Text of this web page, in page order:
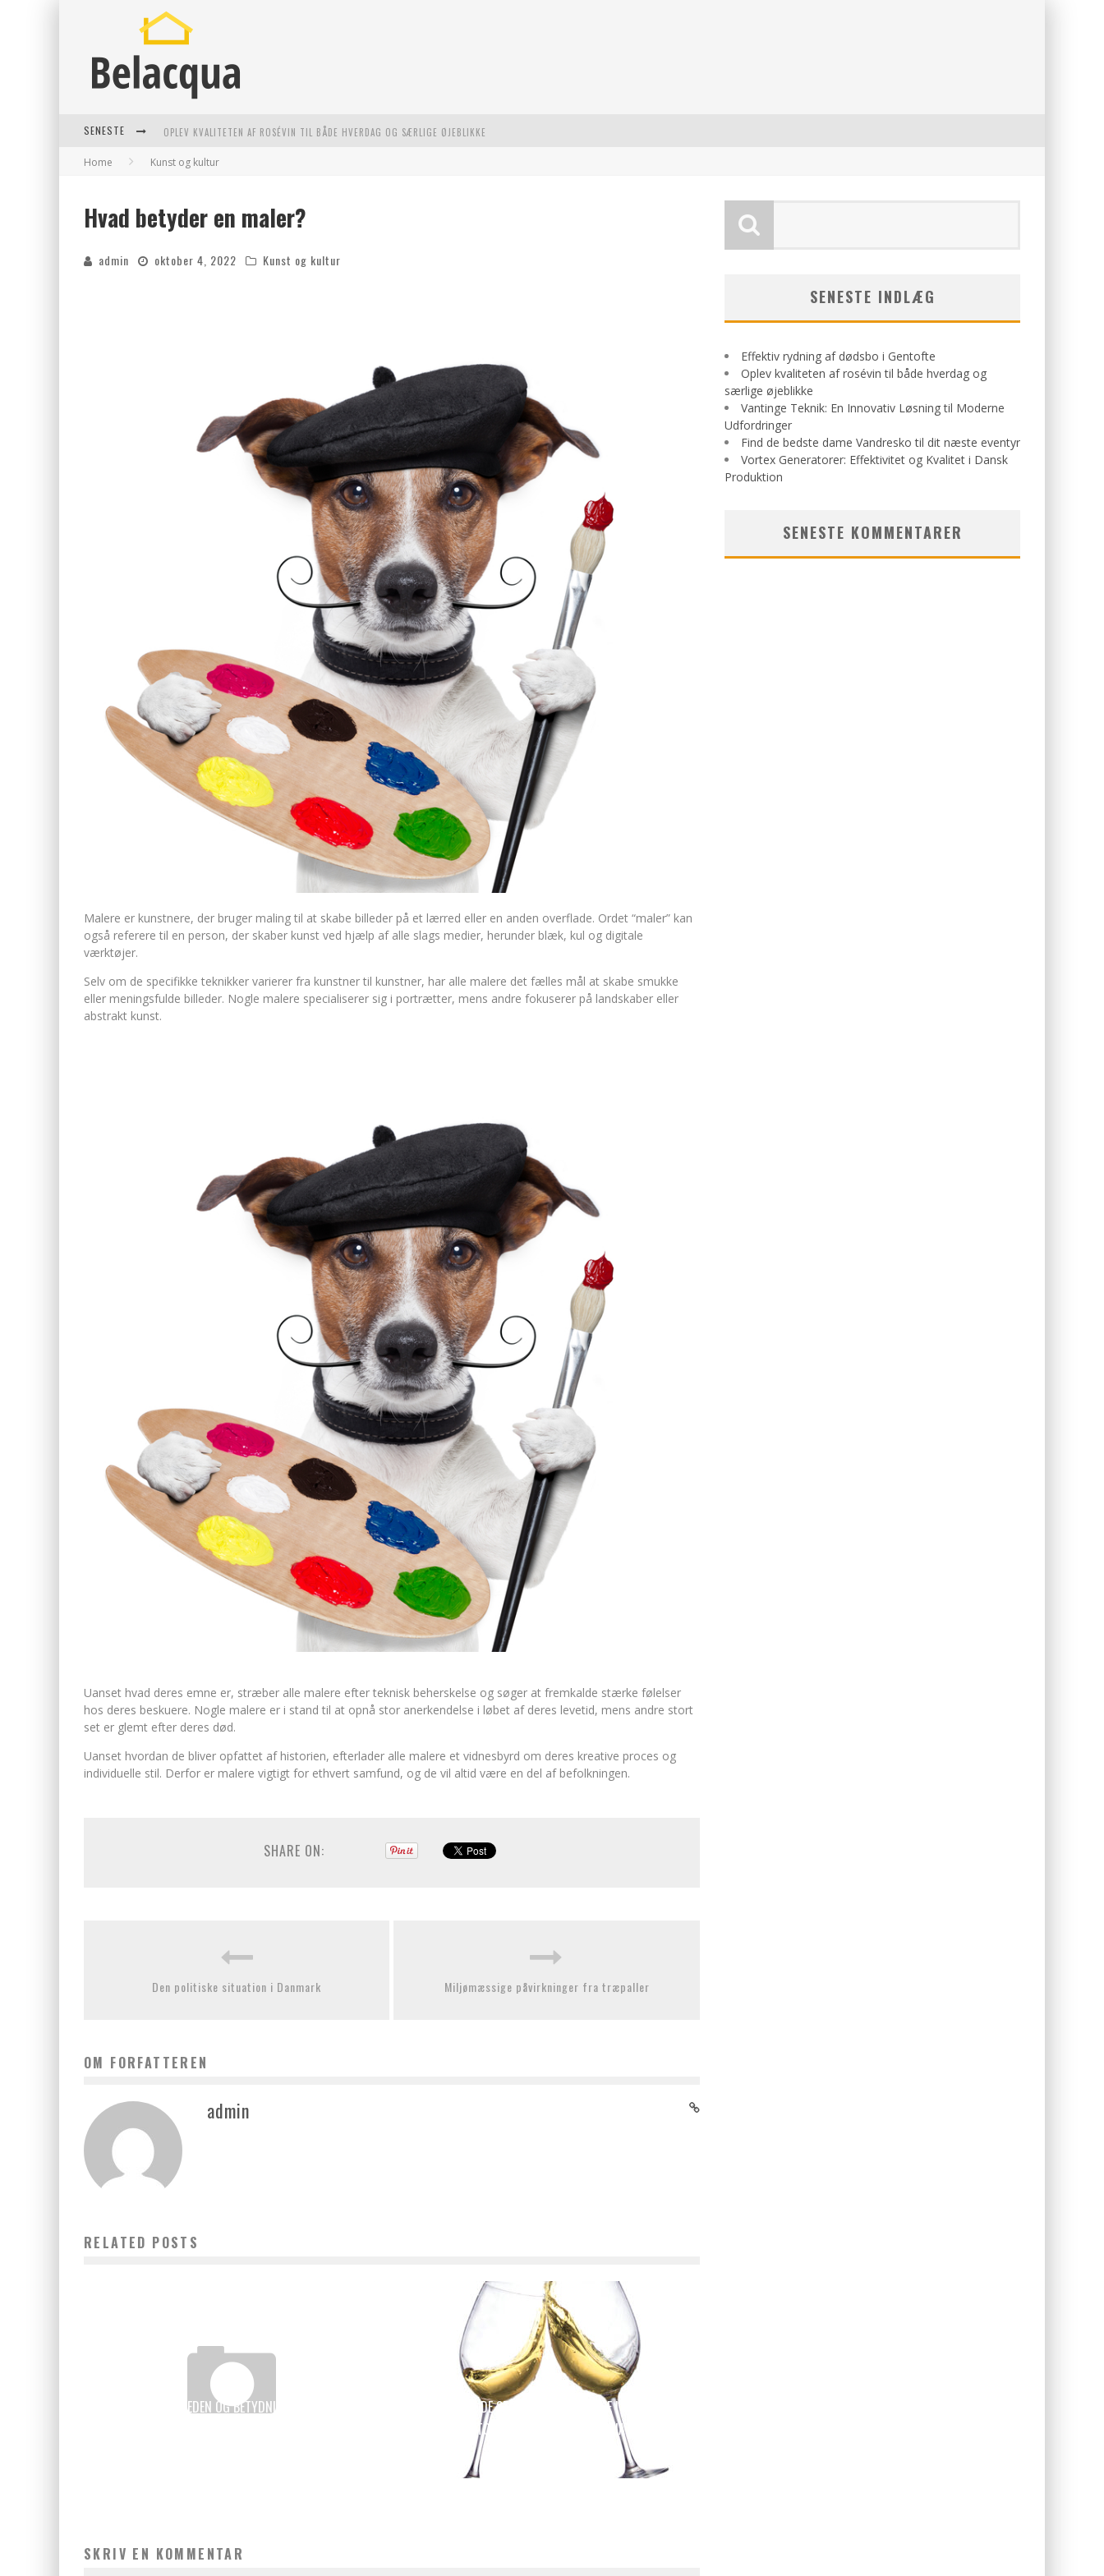
SENESTE OPLEV KVALITETEN AF ROSÉVIN TIL BÅDE HVERDAG OG SÆRLIGE ØJEBLIKKE
VANTINGE TEKNIK: EN INNOVATIV LØSNING TIL MODERNE UDFORDRINGER
EFFEKTIV RYDNING AF DØDSBO I GENTOFTE
Home Kunst og kultur
Hvad betyder en maler?
admin oktober 4, 2022 Kunst og kultur
Malere er kunstnere, der bruger maling til at skabe billeder på et lærred eller en anden overflade. Ordet “maler” kan
også referere til en person, der skaber kunst ved hjælp af alle slags medier, herunder blæk, kul og digitale
værktøjer.
Selv om de specifikke teknikker varierer fra kunstner til kunstner, har alle malere det fælles mål at skabe smukke
eller meningsfulde billeder. Nogle malere specialiserer sig i portrætter, mens andre fokuserer på landskaber eller
abstrakt kunst.
Uanset hvad deres emne er, stræber alle malere efter teknisk beherskelse og søger at fremkalde stærke følelser
hos deres beskuere. Nogle malere er i stand til at opnå stor anerkendelse i løbet af deres levetid, mens andre stort
set er glemt efter deres død.
Uanset hvordan de bliver opfattet af historien, efterlader alle malere et vidnesbyrd om deres kreative proces og
individuelle stil. Derfor er malere vigtigt for ethvert samfund, og de vil altid være en del af befolkningen.
SHARE ON:
Den politiske situation i Danmark Miljømæssige påvirkninger fra træpaller
OM FORFATTEREN
admin
RELATED POSTS
OPDAG SKØNHEDEN OG BETYDNINGEN AF GRØN
UDFORSK DE STORE ITALIENSKE VINE I PIEMONTE,
TOSCANA, VENETO OG PUGLIA
SKRIV EN KOMMENTAR
SENESTE INDLÆG
Effektiv rydning af dødsbo i Gentofte
Oplev kvaliteten af rosévin til både hverdag og
særlige øjeblikke
Vantinge Teknik: En Innovativ Løsning til Moderne
Udfordringer
Find de bedste dame Vandresko til dit næste eventyr
Vortex Generatorer: Effektivitet og Kvalitet i Dansk
Produktion
SENESTE KOMMENTARER